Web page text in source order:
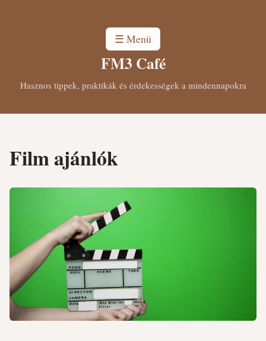
☰ Menü
FM3 Café
Hasznos tippek, praktikák és érdekességek a mindennapokra
Film ajánlók